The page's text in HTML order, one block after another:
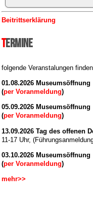
Beitrittserklärung
Termine
folgende Veranstalungen
01.08.2026 Museumsöffnung
(per Voranmeldung)
05.09.2026 Museumsöffnung
(per Voranmeldung)
13.09.2026 Tag des offenen
11-17 Uhr,
03.10.2026 Museumsöffnung
(per Voranmeldung)
mehr>>